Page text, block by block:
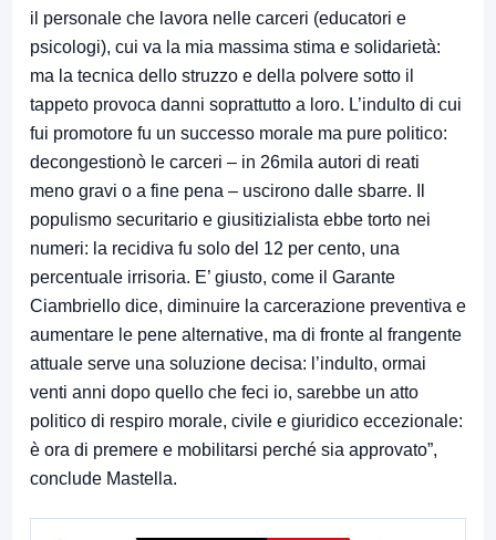
il personale che lavora nelle carceri (educatori e
psicologi), cui va la mia massima stima e solidarietà:
ma la tecnica dello struzzo e della polvere sotto il
tappeto provoca danni soprattutto a loro. L’indulto di cui
fui promotore fu un successo morale ma pure politico:
decongestionò le carceri – in 26mila autori di reati
meno gravi o a fine pena – uscirono dalle sbarre. Il
populismo securitario e giusitizialista ebbe torto nei
numeri: la recidiva fu solo del 12 per cento, una
percentuale irrisoria. E’ giusto, come il Garante
Ciambriello dice, diminuire la carcerazione preventiva e
aumentare le pene alternative, ma di fronte al frangente
attuale serve una soluzione decisa: l’indulto, ormai
venti anni dopo quello che feci io, sarebbe un atto
politico di respiro morale, civile e giuridico eccezionale:
è ora di premere e mobilitarsi perché sia approvato”,
conclude Mastella.